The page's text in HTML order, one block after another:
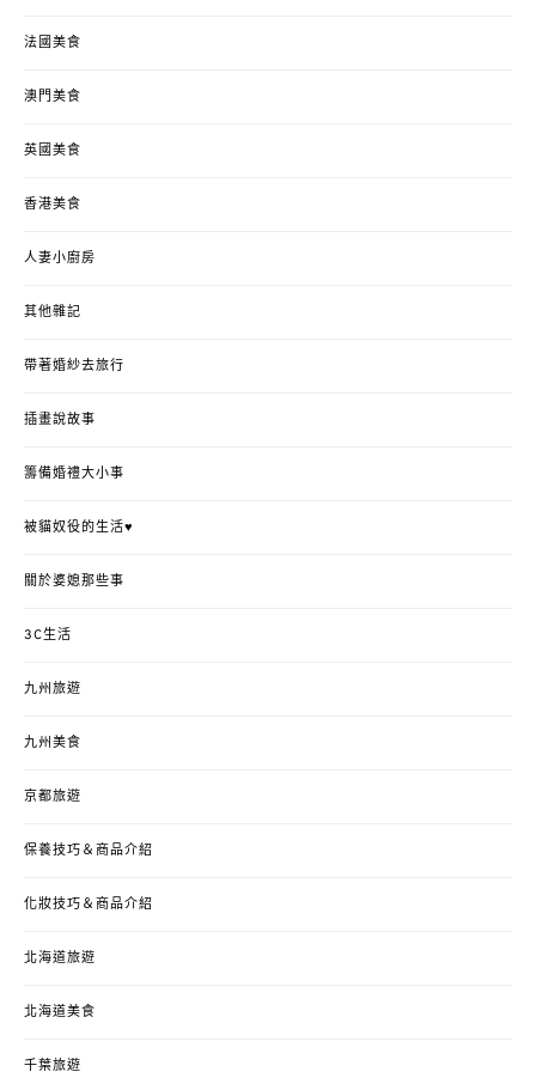
法國美食
澳門美食
英國美食
香港美食
人妻小廚房
其他雜記
帶著婚紗去旅行
插畫說故事
籌備婚禮大小事
被貓奴役的生活♥
關於婆媳那些事
3C生活
九州旅遊
九州美食
京都旅遊
保養技巧＆商品介紹
化妝技巧＆商品介紹
北海道旅遊
北海道美食
千葉旅遊